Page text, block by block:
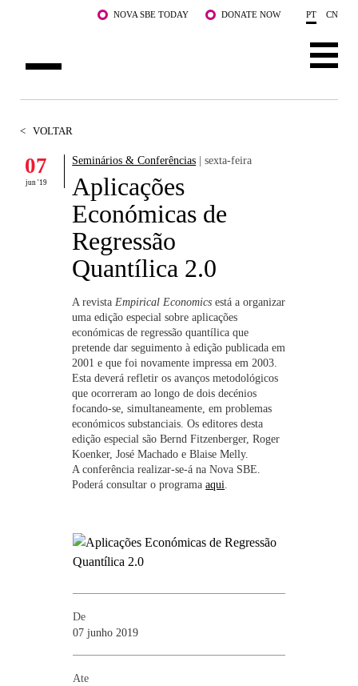
Saltar para o conteúdo principalNOVA SBE TODAY DONATE NOW PT CN
DOCENTES E INVESTIGAÇÃO
COMUNIDADE
LIFE AT NOVA SBE
< VOLTAR
07
jun '19
Seminários & Conferências | sexta-feira
Aplicações
Económicas de
Regressão
Quantílica 2.0
A revista Empirical Economics está a organizar
uma edição especial sobre aplicações
económicas de regressão quantílica que
pretende dar seguimento à edição publicada em
2001 e que foi novamente impressa em 2003.
Esta deverá refletir os avanços metodológicos
que ocorreram ao longo de dois decénios
focando-se, simultaneamente, em problemas
económicos substanciais. Os editores desta
edição especial são Bernd Fitzenberger, Roger
Koenker, José Machado e Blaise Melly.
A conferência realizar-se-á na Nova SBE.
Poderá consultar o programaaqui
De
07 junho 2019
Ate